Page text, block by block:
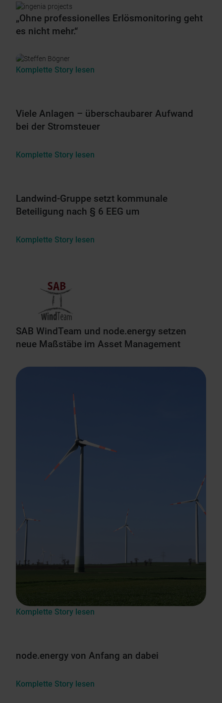
„Ohne professionelles Erlösmonitoring geht
es nicht mehr.“
Komplette Story lesen
Viele Anlagen – überschaubarer Aufwand
bei der Stromsteuer
Komplette Story lesen
Landwind-Gruppe setzt kommunale
Beteiligung nach § 6 EEG um
Komplette Story lesen
SAB WindTeam und node.energy setzen
neue Maßstäbe im Asset Management
Komplette Story lesen
node.energy von Anfang an dabei
Komplette Story lesen